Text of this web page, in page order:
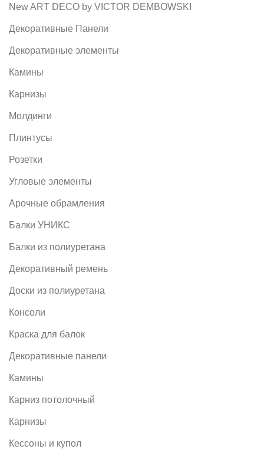
New ART DECO by VICTOR DEMBOWSKI
Декоративные Панели
Декоративные элементы
Камины
Карнизы
Молдинги
Плинтусы
Розетки
Угловые элементы
Арочные обрамления
Балки УНИКС
Балки из полиуретана
Декоративный ремень
Доски из полиуретана
Консоли
Краска для балок
Декоративные панели
Камины
Карниз потолочный
Карнизы
Кессоны и купол